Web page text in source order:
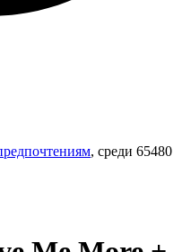
, среди 65480